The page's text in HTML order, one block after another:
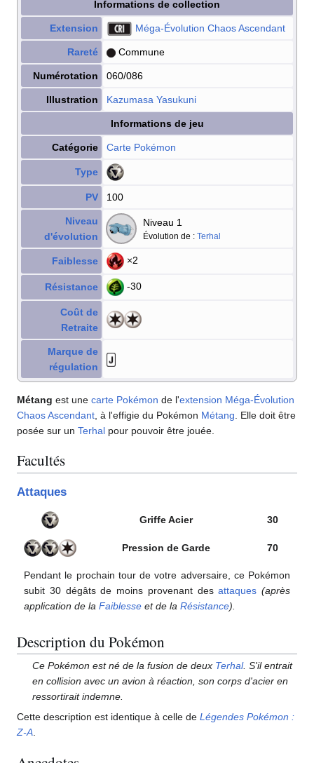
Informations de collection
Extension Méga-Évolution Chaos Ascendant
Rareté Commune
Numérotation 060/086
Illustration Kazumasa Yasukuni
Informations de jeu
Catégorie Carte Pokémon
Type
PV 100
Niveau
d'évolution
Niveau 1
Évolution de : Terhal
Faiblesse ×2
Résistance -30
Coût de
Retraite
Marque de
régulation
Métang est une carte Pokémon de l'extension Méga-Évolution
Chaos Ascendant , à l'effigie du Pokémon Métang . Elle doit être
posée sur un Terhal pour pouvoir être jouée.
Facultés
Attaques
Griffe Acier 30
Pression de Garde 70
Pendant le prochain tour de votre adversaire, ce Pokémon
subit 30 dégâts de moins provenant desattaques (après
application de la Faiblesse et de la Résistance).
Description du Pokémon
Ce Pokémon est né de la fusion de deux Terhal. S'il entrait
en collision avec un avion à réaction, son corps d'acier en
ressortirait indemne.
Cette description est identique à celle de Légendes Pokémon :
Z-A.